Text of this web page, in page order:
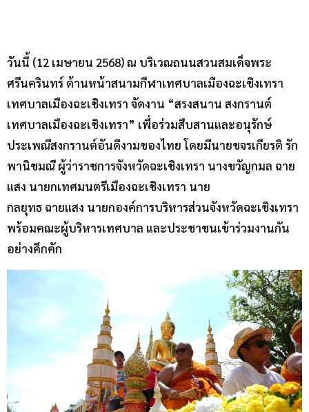
วันนี้ (12 เมษายน 2568) ณ บริเวณถนนสวนสมเด็จพระ
ศรีนครินทร์ ด้านหน้าสนามกีฬาเทศบาลเมืองฉะเชิงเทรา
เทศบาลเมืองฉะเชิงเทรา จัดงาน “สรงสนาน สงกรานต์
เทศบาลเมืองฉะเชิงเทรา” เพื่อร่วมสืบสานและอนุรักษ์
ประเพณีสงกรานต์อันดีงามของไทย โดยมีนายขจรเกียรติ รัก
พานิชมณี ผู้ว่าราชการจังหวัดฉะเชิงเทรา นางขวัญกมล ฉาย
แสง นายกเทศมนตรีเมืองฉะเชิงเทรา นาย
กลยุทธ ฉายแสง นายกองค์การบริหารส่วนจังหวัดฉะเชิงเทรา
พร้อมคณะผู้บริหารเทศบาล และประชาชนเข้าร่วมงานกัน
อย่างคึกคัก